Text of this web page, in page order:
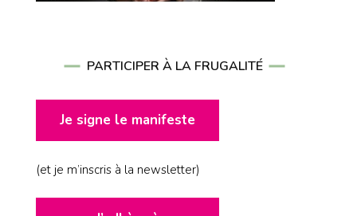
PARTICIPER À LA FRUGALITÉ
Je signe le manifeste
(et je m’inscris à la newsletter)